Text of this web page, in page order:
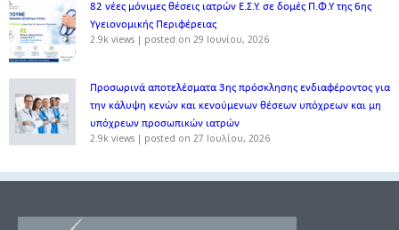
82 νέες μόνιμες θέσεις ιατρών Ε.Σ.Υ. σε δομές Π.Φ.Υ της 6ης
Υγειονομικής Περιφέρειας
2.9k views | posted on 29 Ιουνίου, 2026
Προσωρινά αποτελέσματα 3ης πρόσκλησης ενδιαφέροντος για
την κάλυψη κενών και κενούμενων θέσεων υπόχρεων και μη
υπόχρεων προσωπικών ιατρών
2.9k views | posted on 27 Ιουλίου, 2026